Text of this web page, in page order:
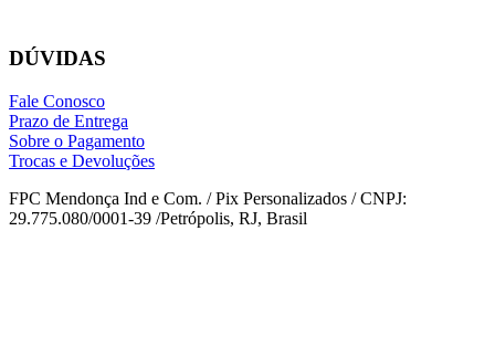
DÚVIDAS
Fale Conosco
Prazo de Entrega
Sobre o Pagamento
Trocas e Devoluções
FPC Mendonça Ind e Com. / Pix Personalizados / CNPJ:
29.775.080/0001-39 /Petrópolis, RJ, Brasil